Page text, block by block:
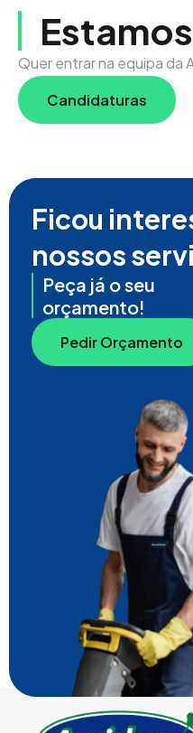
Quer entrar na equipa da
Candidaturas
Ficou
nossos
Peça já o seu
orçamento!
Pedir Orçamento